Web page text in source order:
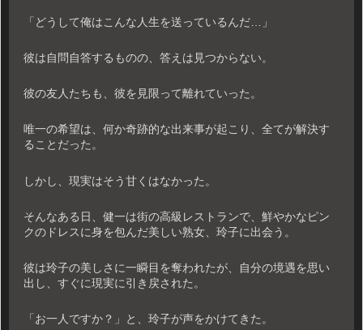
「どうして俺はこんな人生を送っているんだ…」
彼は自問自答するものの、答えは見つからない。
彼の友人たちも、彼を見限って離れていった。
唯一の希望は、何か奇跡的な出来事が起こり、全てが解決す
ることだった。
しかし、現実はそう甘くはなかった。
そんなある日、健一は街の高級レストランで、鮮やかなピン
クのドレスに身を包んだ美しい熟女、玲子に出会う。
彼は玲子の美しさに一瞬目を奪われたが、自分の境遇を思い
出し、すぐに現実に引き戻された。
「お一人ですか？」と、玲子が声をかけてきた。